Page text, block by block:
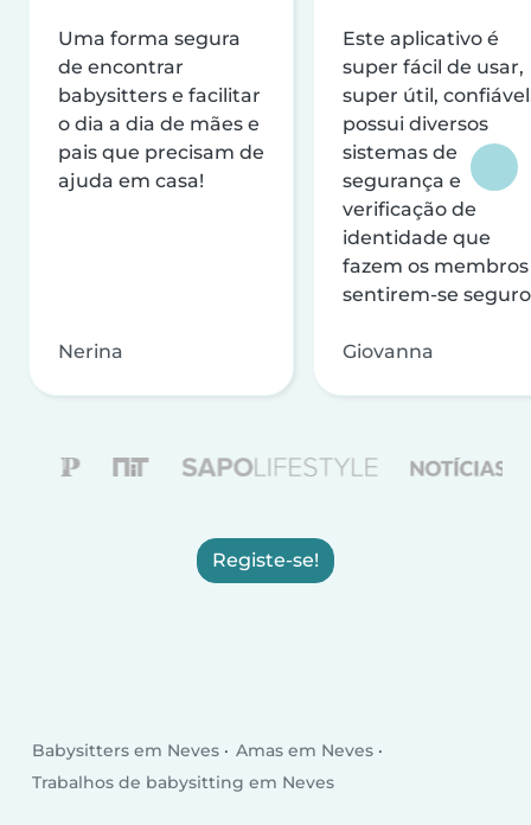
Uma forma segura
de encontrar
babysitters e facilitar
o dia a dia de mães e
pais que precisam de
ajuda em casa!
Nerina
Este aplicativo é
super fácil de usar,
super útil,
possui diversos
sistemas de
segurança e
verificação de
identidade que
fazem os membros
sentirem-se
Giovanna
Registe-se!
Babysitters em Neves
Amas em Neves
Trabalhos de babysitting em Neves